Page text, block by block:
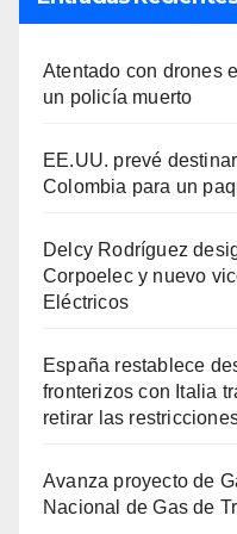
Atentado con drones
un policía muerto
EE.UU. prevé
Colombia para un
Delcy Rodríguez
Corpoelec y nuevo
Eléctricos
España restablece
fronterizos con Italia
retirar las
Avanza proyecto de
Nacional de Gas de